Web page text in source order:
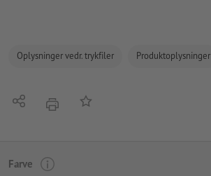
Oplysninger vedr. trykfiler Produktoplysninger
Del tryk Tilføj til huskelisten
Farve